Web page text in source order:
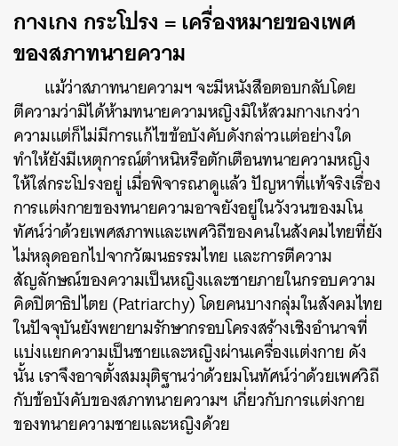
กางเกง กระโปรง = เครื่องหมายของเพศ
ของสภาทนายความ
แม้ว่าสภาทนายความฯ จะมีหนังสือตอบกลับโดย
ตีความว่ามิได้ห้ามทนายความหญิงมิให้สวมกางเกงว่า
ความแต่ก็ไม่มีการแก้ไขข้อบังคับดังกล่าวแต่อย่างใด
ทำให้ยังมีเหตุการณ์ตำหนิหรือตักเตือนทนายความหญิง
ให้ใส่กระโปรงอยู่ เมื่อพิจารณาดูแล้ว ปัญหาที่แท้จริงเรื่อง
การแต่งกายของทนายความอาจยังอยู่ในวังวนของมโน
ทัศน์ว่าด้วยเพศสภาพและเพศวิถีของคนในสังคมไทยที่ยัง
ไม่หลุดออกไปจากวัฒนธรรมไทย และการตีความ
สัญลักษณ์ของความเป็นหญิงและชายภายในกรอบความ
คิดปิตาธิปไตย (Patriarchy) โดยคนบางกลุ่มในสังคมไทย
ในปัจจุบันยังพยายามรักษากรอบโครงสร้างเชิงอำนาจที่
แบ่งแยกความเป็นชายและหญิงผ่านเครื่องแต่งกาย ดัง
นั้น เราจึงอาจตั้งสมมุติฐานว่าด้วยมโนทัศน์ว่าด้วยเพศวิถี
กับข้อบังคับของสภาทนายความฯ เกี่ยวกับการแต่งกาย
ของทนายความชายและหญิงด้วย
ค้นหา
SHARE TWEET LINE EMAIL